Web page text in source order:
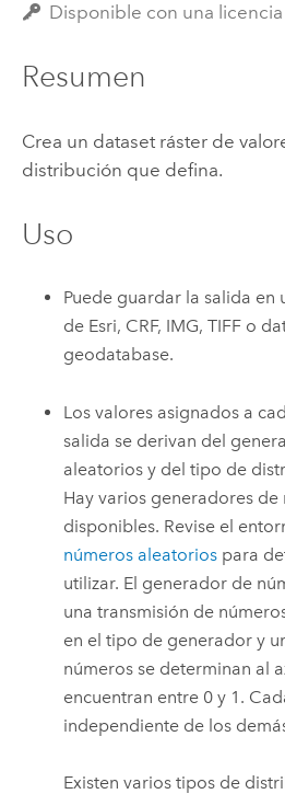
Disponible con una
Resumen
Crea un dataset ráster de
distribución que defina.
Uso
Puede guardar la salida en
de Esri, CRF, IMG, TIFF o
geodatabase.
Los valores asignados a
salida se derivan del
aleatorios y del tipo de
Hay varios generadores
disponibles. Revise el
números aleatorios para
utilizar. El generador de
una transmisión de
en el tipo de generador y
números se determinan al
encuentran entre 0 y 1.
independiente de los
Existen varios tipos de